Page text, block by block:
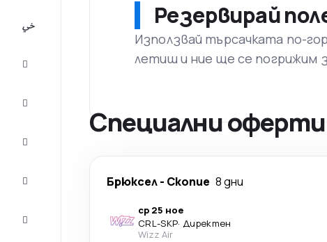
Резервирай
Използвай търсачката по-
летиш и ние ще се погрижим
Специални
Брюксел- Скопие 8 дни
ср 25 ное
CRL-SKP· Директен
Wizz Air